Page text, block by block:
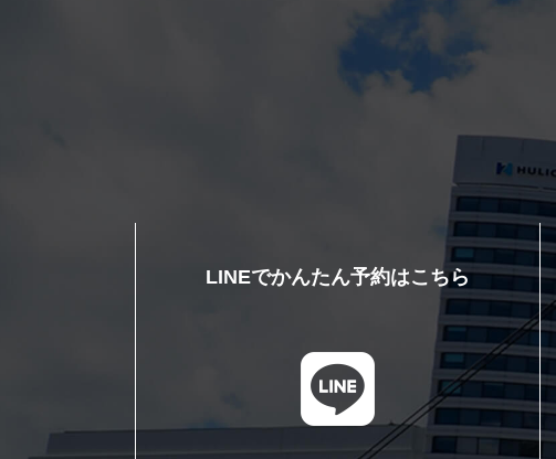
LINEでかんたん予約はこちら